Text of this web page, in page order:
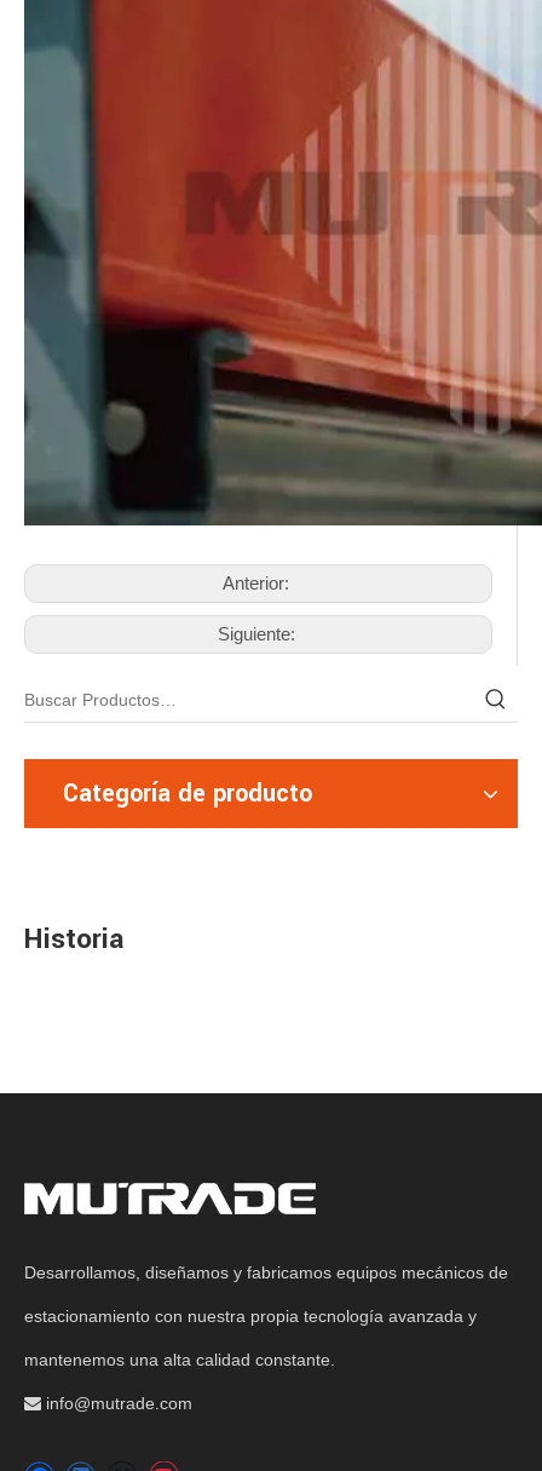
Anterior:
Siguiente:
Categoría de producto
Historia
Desarrollamos, diseñamos y fabricamos equipos mecánicos de
estacionamiento con nuestra propia tecnología avanzada y
mantenemos una alta calidad constante.
 info@mutrade.com